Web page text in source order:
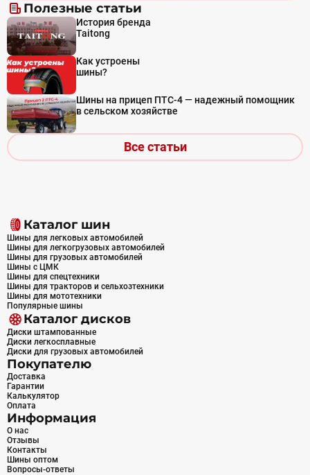
Полезные статьи
История бренда
Taitong
Как устроены
шины?
Шины на прицеп ПТС-4 — надежный помощник
в сельском хозяйстве
Все статьи
Каталог шин
Шины для легковых автомобилей
Шины для легкогрузовых автомобилей
Шины для грузовых автомобилей
Шины с ЦМК
Шины для спецтехники
Шины для тракторов и сельхозтехники
Шины для мототехники
Популярные шины
Каталог дисков
Диски штампованные
Диски легкосплавные
Диски для грузовых автомобилей
Покупателю
Доставка
Гарантии
Калькулятор
Оплата
Информация
О нас
Отзывы
Контакты
Шины оптом
Вопросы-ответы